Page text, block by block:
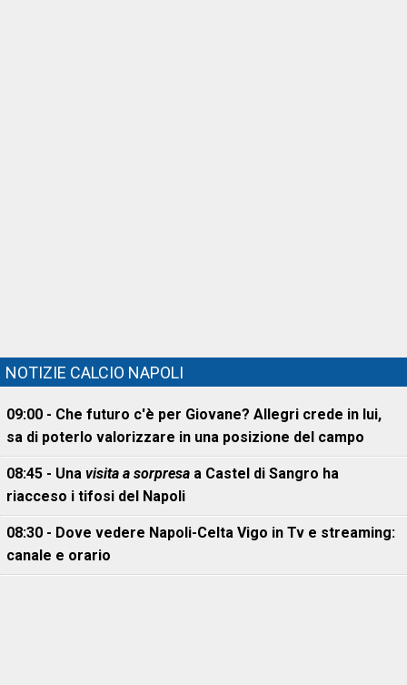
NOTIZIE CALCIO NAPOLI
09:00 - Che futuro c'è per Giovane? Allegri crede in lui,
sa di poterlo valorizzare in una posizione del campo
08:45 - Una visita a sorpresa a Castel di Sangro ha
riacceso i tifosi del Napoli
08:30 - Dove vedere Napoli-Celta Vigo in Tv e streaming:
canale e orario